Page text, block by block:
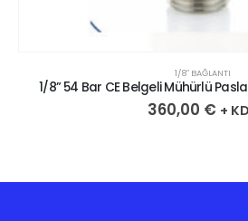
1/8″ BAĞLANTI
1/8” 54 Bar CE Belgeli Mühürlü
360,00 € +